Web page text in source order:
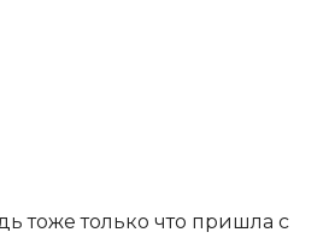
тоже только что пришла с